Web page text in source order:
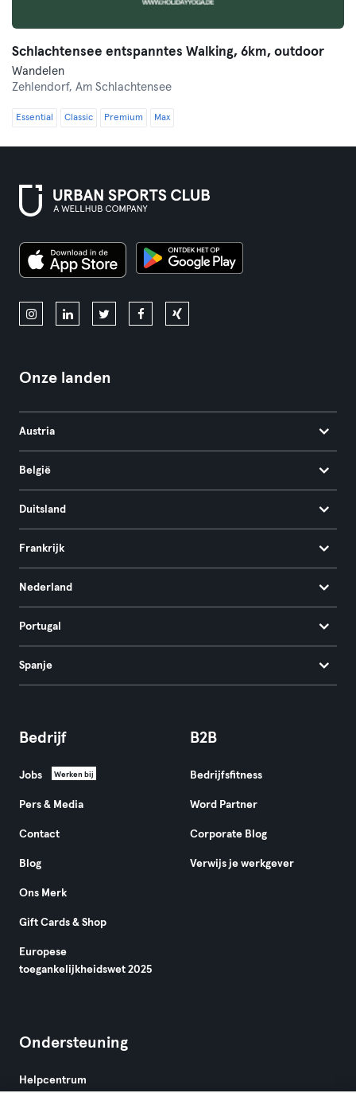
Schlachtensee entspanntes Walking, 6km, outdoor
Wandelen
Zehlendorf, Am Schlachtensee
Essential Classic Premium Max
Onze landen
Austria
België
Duitsland
Frankrijk
Nederland
Portugal
Spanje
Bedrijf
Jobs Werken bij
Pers & Media
Contact
Blog
Ons Merk
Gift Cards & Shop
Europese
toegankelijkheidswet 2025
B2B
Bedrijfsfitness
Word Partner
Corporate Blog
Verwijs je werkgever
Ondersteuning
Helpcentrum